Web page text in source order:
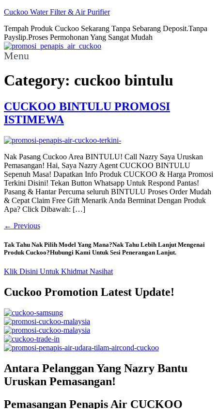
Cuckoo Water Filter & Air Purifier
Tempah Produk Cuckoo Sekarang Tanpa Sebarang Deposit.Tanpa
Payslip.Proses Permohonan Yang Sangat Mudah
Menu
Category: cuckoo bintulu
CUCKOO BINTULU PROMOSI
ISTIMEWA
Nak Pasang Cuckoo Area BINTULU! Call Nazry Saya Uruskan
Pemasangan! Hai, Saya Nazry Agent CUCKOO BINTULU
Sepenuh Masa! Dapatkan Info Produk CUCKOO & Harga Promosi
Terkini Disini! Tekan Button Whatsapp Untuk Respond Pantas!
Pasang & Hantar Percuma seluruh BINTULU Proses Order Mudah
& Cepat Claim Free Gift Menarik Anda Berminat Dengan Produk
Apa? Click Dibawah: […]
← Previous
Tak Tahu Nak Pilih Model Yang Mana?Nak Tahu Lebih Lanjut Mengenai
Produk Cuckoo?Hubungi Kami Untuk Sesi Penerangan Lanjut.
Klik Disini Untuk Khidmat Nasihat
Cuckoo Promotion Latest Update!
Antara Pelanggan Yang Nazry Bantu
Uruskan Pemasangan!
Pemasangan Penapis Air CUCKOO